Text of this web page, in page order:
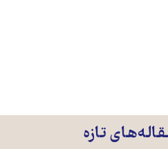
تازه